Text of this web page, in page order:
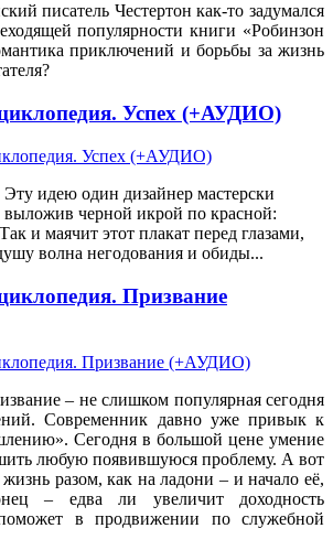
писатель Честертон как-то задумался
популярности книги «Робинзон
приключений и борьбы за жизнь
Успех (+АУДИО)
идею один дизайнер мастерски
выложив черной икрой по красной:
и маячит этот плакат перед глазами,
волна негодования и обиды...
Призвание
– не слишком популярная сегодня
Современник давно уже привык к
Сегодня в большой цене умение
любую появившуюся проблему. А вот
разом, как на ладони – и начало её,
– едва ли увеличит доходность
в продвижении по служебной